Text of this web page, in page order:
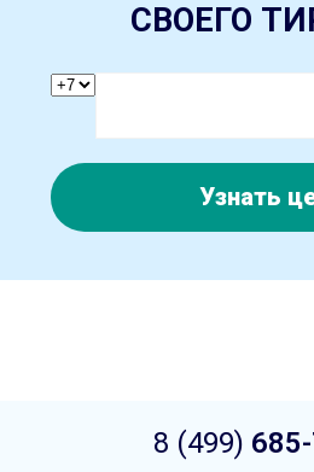
СВОЕГО
Узнать
8 (499)